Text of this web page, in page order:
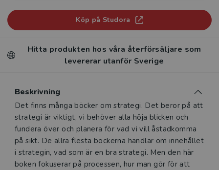
Köp på Studora
Hitta produkten hos våra återförsäljare som
levererar utanför Sverige
Beskrivning
Beskrivning
Det finns många böcker om strategi. Det beror på att
strategi är viktigt, vi behöver alla höja blicken och
fundera över och planera för vad vi vill åstadkomma
på sikt. De allra flesta böckerna handlar om innehållet
i strategin, vad som är en bra strategi. Men den här
boken fokuserar på processen, hur man gör för att